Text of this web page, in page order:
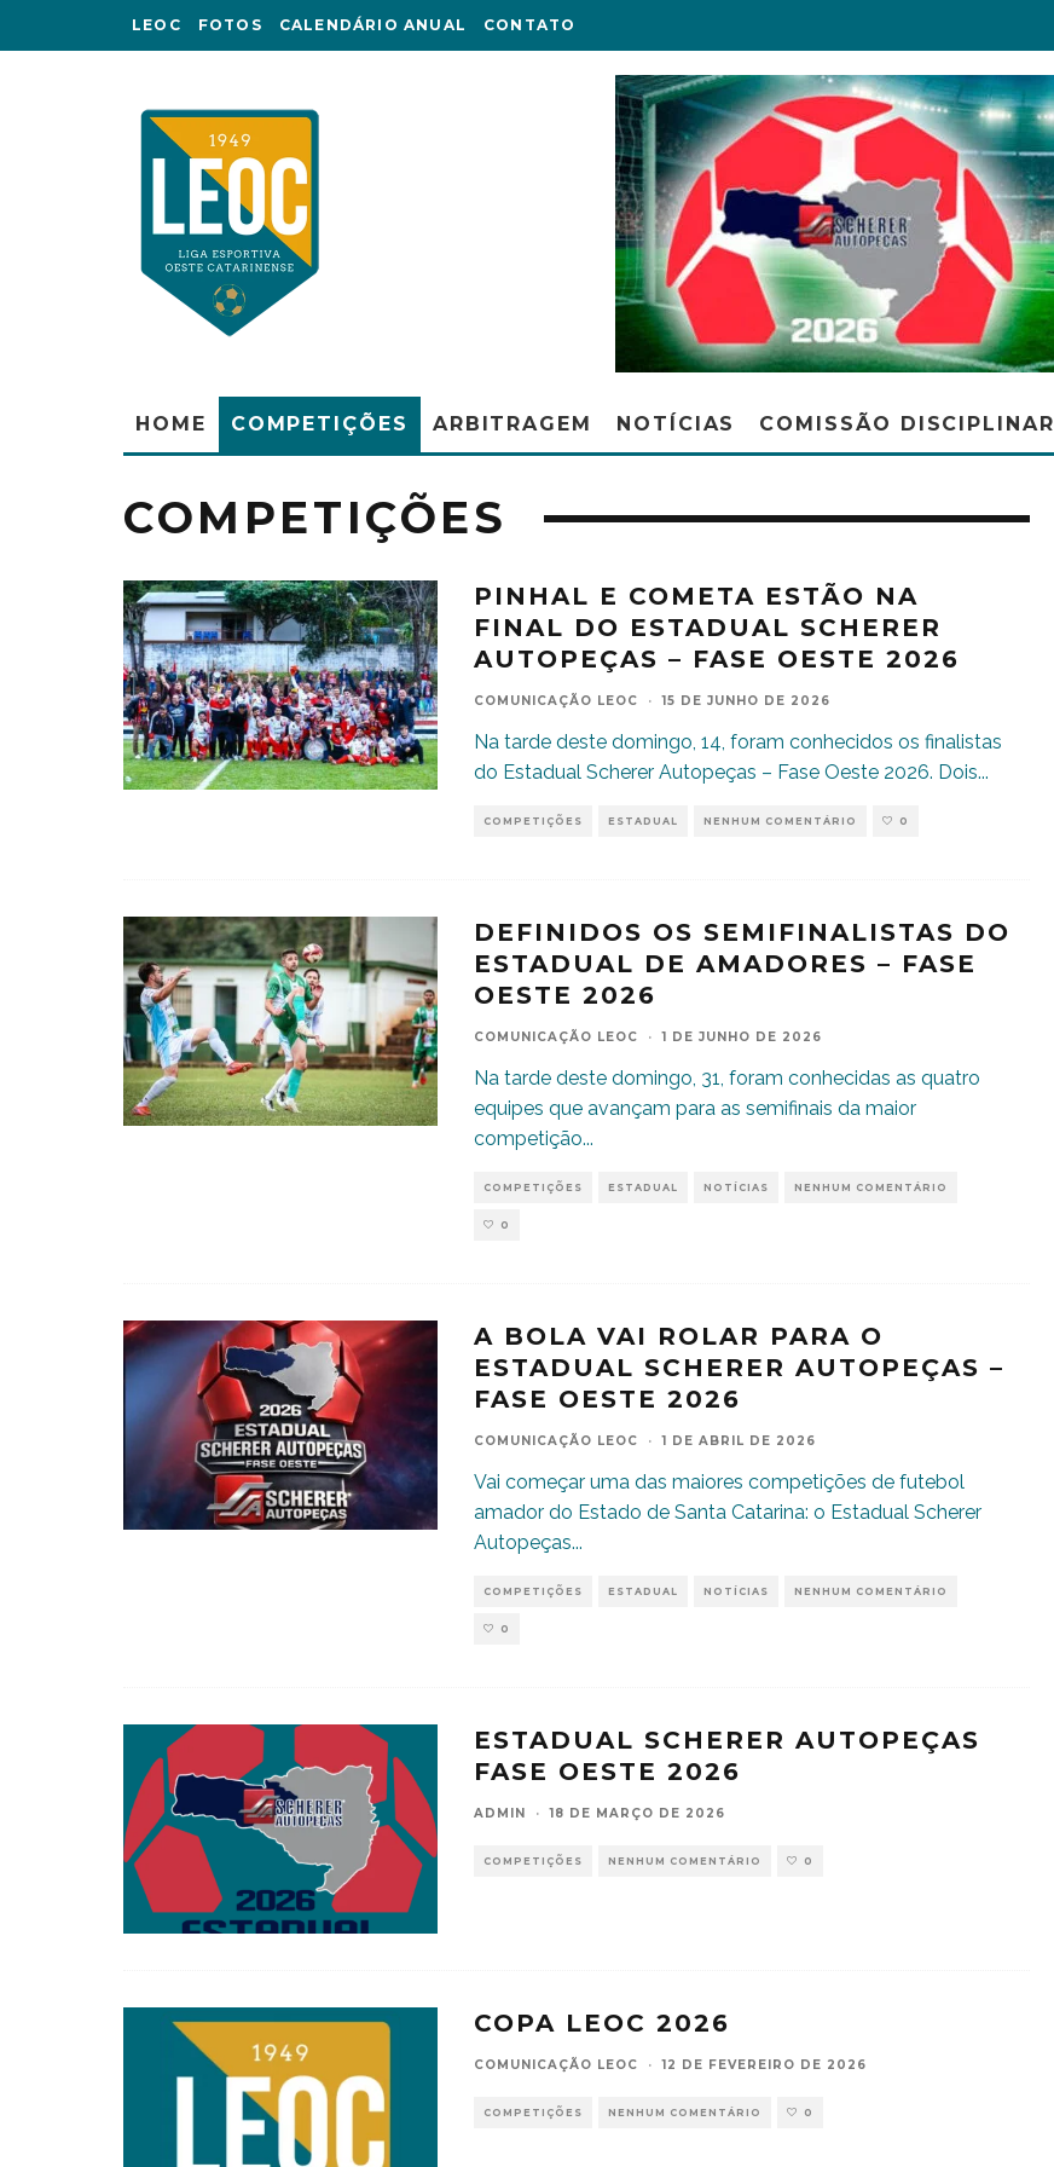
LEOC FOTOS CALENDÁRIO ANUAL CONTATO
HOME COMPETIÇÕES ARBITRAGEM NOTÍCIAS COMISSÃO DISCIPLINAR
COMPETIÇÕES
PINHAL E COMETA ESTÃO NA
FINAL DO ESTADUAL SCHERER
AUTOPEÇAS – FASE OESTE 2026
COMUNICAÇÃO LEOC · 15 DE JUNHO DE 2026
Na tarde deste domingo, 14, foram conhecidos os finalistas
do Estadual Scherer Autopeças – Fase Oeste 2026. Dois...
COMPETIÇÕES ESTADUAL NENHUM COMENTÁRIO 0
DEFINIDOS OS SEMIFINALISTAS DO
ESTADUAL DE AMADORES – FASE
OESTE 2026
COMUNICAÇÃO LEOC · 1 DE JUNHO DE 2026
Na tarde deste domingo, 31, foram conhecidas as quatro
equipes que avançam para as semifinais da maior
competição...
COMPETIÇÕES ESTADUAL NOTÍCIAS NENHUM COMENTÁRIO
0
A BOLA VAI ROLAR PARA O
ESTADUAL SCHERER AUTOPEÇAS –
FASE OESTE 2026
COMUNICAÇÃO LEOC · 1 DE ABRIL DE 2026
Vai começar uma das maiores competições de futebol
amador do Estado de Santa Catarina: o Estadual Scherer
Autopeças...
COMPETIÇÕES ESTADUAL NOTÍCIAS NENHUM COMENTÁRIO
0
ESTADUAL SCHERER AUTOPEÇAS
FASE OESTE 2026
ADMIN · 18 DE MARÇO DE 2026
COMPETIÇÕES NENHUM COMENTÁRIO 0
COPA LEOC 2026
COMUNICAÇÃO LEOC · 12 DE FEVEREIRO DE 2026
COMPETIÇÕES NENHUM COMENTÁRIO 0